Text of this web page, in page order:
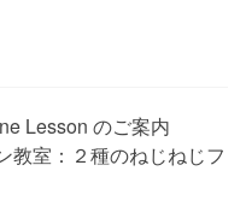
Lesson のご案内
教室：２種のねじねじフ